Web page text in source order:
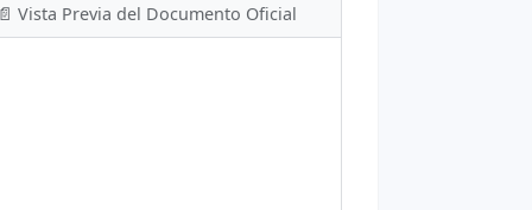
Vista Previa del Documento Oficial